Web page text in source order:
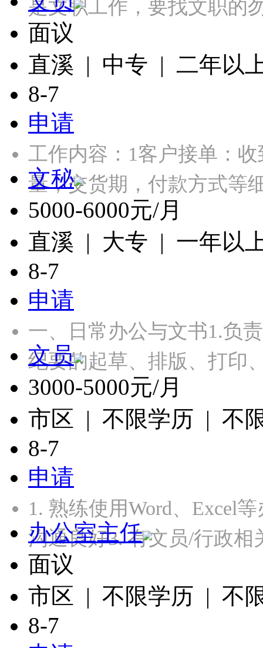
是文职工作，要找文职
面议
直溪 | 中专 | 二年以
8-7
申请
工作内容：1客户接单：
量，交货期，付款方式
文秘
5000-6000元/月
直溪 | 大专 | 一年以
8-7
申请
一、日常办公与文书1.负
纪要的起草、排版、打
文员
3000-5000元/月
市区 | 不限学历 | 不
8-7
申请
1. 熟练使用Word、Excel
沟通良好3. 有文员/行政
办公室主任
面议
市区 | 不限学历 | 不
8-7